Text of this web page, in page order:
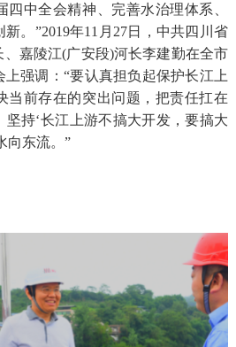
中全会精神、完善水治理体系、
新。”2019年11月27日， 中共四川省
嘉陵江(广安段)河长李建勤在全市
强调：“要认真担负起保护长江上
当前存在的突出问题，把责任扛在
坚持‘长江上游不搞大开发，要搞大
向东流。”